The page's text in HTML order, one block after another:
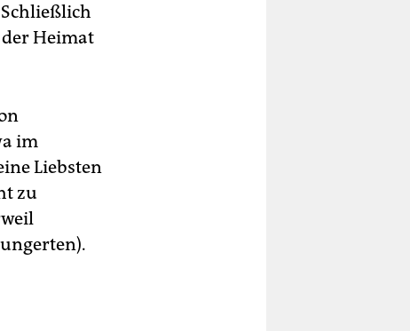
Heimat
im
Liebsten
zu